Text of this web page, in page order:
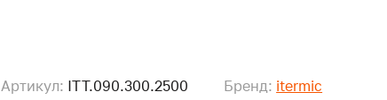
Артикул: ITT.090.300.2500 Бренд: itermic